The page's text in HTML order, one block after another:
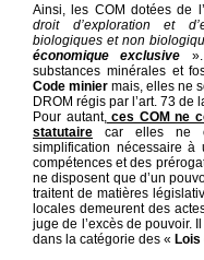
Ainsi, les COM dotées de
droit d’exploration et
biologiques et non
économique exclusive ».
substances minérales et
Code minier mais, elles ne
DROM régis par l’art. 73 de
Pour autant,ces COM ne
statutaire car elles ne
simplification nécessaire
compétences et des
ne disposent que d’un
traitent de matières
locales demeurent des
juge de l’excès de pouvoir.
dans la catégorie des « Lois